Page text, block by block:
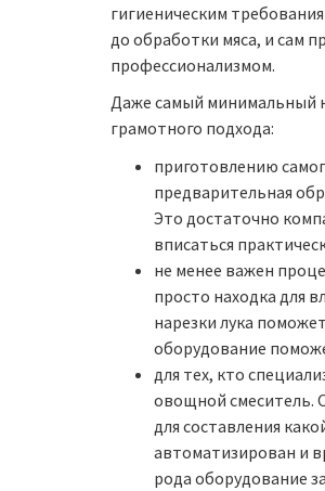
гигиеническим
до обработки мяса, и сам
профессионализмом.
Даже самый минимальный
грамотного подхода:
приготовлению
предварительная
Это достаточно
вписаться
не менее важен
просто находка для
нарезки лука
оборудование
для тех, кто
овощной смеситель.
для составления
автоматизирован и
рода оборудование